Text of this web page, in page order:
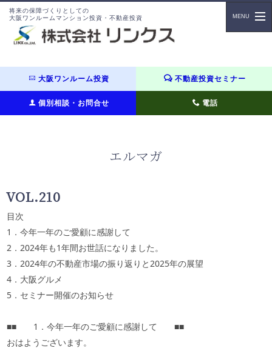
将来の保障づくりとしての
大阪ワンルームマンション投資・不動産投資
大阪ワンルーム投資 不動産投資セミナー
個別相談・お問合せ 電話
エルマガ
VOL.210
目次
1．今年一年のご愛顧に感謝して
2．2024年も1年間お世話になりました。
3．2024年の不動産市場の振り返りと2025年の展望
4．大阪グルメ
5．セミナー開催のお知らせ
■■ 1．今年一年のご愛顧に感謝して ■■
おはようございます。